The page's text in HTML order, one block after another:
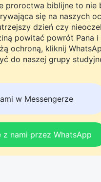
proroctwa biblijne to nie
się na naszych
dzień czy
powitać powrót Pana i
ochroną, kliknij
do naszej grupy
w Messengerze
z nami przez WhatsApp